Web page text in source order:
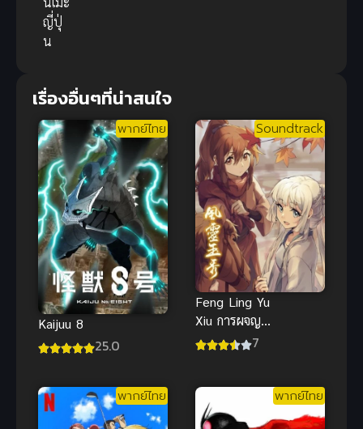
ญี่ปุ่
น
เรื่องอื่นๆที่น่าสนใจ
พากย์ไทย
Kaijuu 8
25.0
Soundtrack
Feng Ling Yu
Xiu การผจญ
ภัยของเฟิง7
พากย์ไทย พากย์ไทย